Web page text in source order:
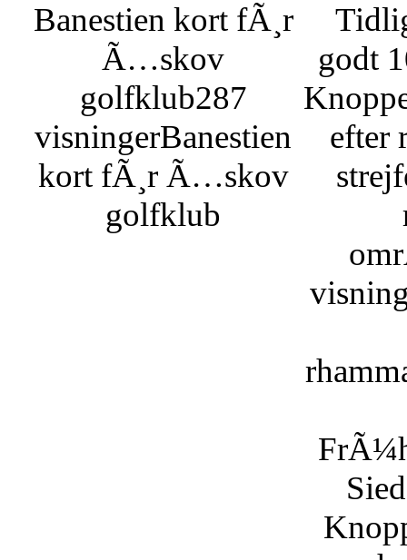
Banestien kort fÃ¸r
Ã…skov
golfklub287
visningerBanestien
kort fÃ¸r Ã…skov
golfklub
godt
efter